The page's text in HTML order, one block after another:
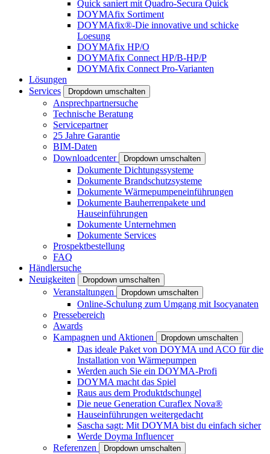
Quick saniert mit Quadro-Secura Quick
DOYMAfix Sortiment
DOYMAfix®-Die innovative und schicke
Loesung
DOYMAfix HP/O
DOYMAfix Connect HP/B-HP/P
DOYMAfix Connect Pro-Varianten
Lösungen
Services
Dropdown umschalten
Ansprechpartnersuche
Technische Beratung
Servicepartner
25 Jahre Garantie
BIM-Daten
Downloadcenter
Dropdown umschalten
Dokumente Dichtungssysteme
Dokumente Brandschutzsysteme
Dokumente Wärmepumpeneinführungen
Dokumente Bauherrenpakete und
Hauseinführungen
Dokumente Unternehmen
Dokumente Services
Prospektbestellung
FAQ
Händlersuche
Neuigkeiten
Dropdown umschalten
Veranstaltungen Dropdown umschalten
Online-Schulung zum Umgang mit Isocyanaten
Pressebereich
Awards
Kampagnen und Aktionen
Dropdown umschalten
Das ideale Paket von DOYMA und ACO für die
Installation von Wärmepumpen
Werden auch Sie ein DOYMA-Profi
DOYMA macht das Spiel
Raus aus dem Produktdschungel
Die neue Generation Curaflex Nova®
Hauseinführungen weitergedacht
Sascha sagt: Mit DOYMA bist du einfach sicher
Werde Doyma Influencer
Referenzen
Dropdown umschalten